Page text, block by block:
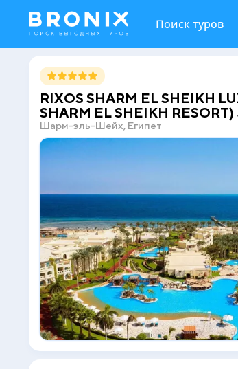
Поиск туров
RIXOS SHARM EL SHEIKH
SHARM EL SHEIKH RESORT)
Шарм-эль-Шейх, Египет